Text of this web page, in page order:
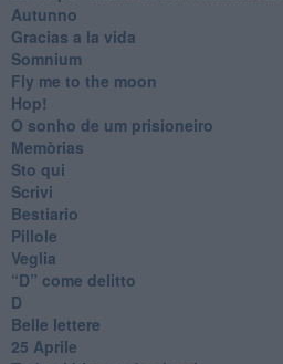
Autunno
Gracias a la vida
Somnium
Fly me to the moon
Hop!
O sonho de um prisioneiro
Memòrias
Sto qui
Scrivi
Bestiario
Pillole
Veglia
​“D” come delitto
D
Belle lettere
25 Aprile